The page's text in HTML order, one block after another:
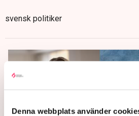
Denna webbplats använder
svensk politiker